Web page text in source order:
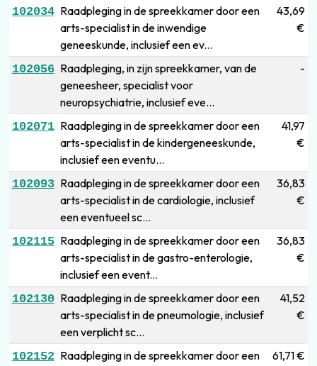
102034 Raadpleging in de spreekkamer door een
arts-specialist in de inwendige
geneeskunde, inclusief een ev...
43,69
€
102056 Raadpleging, in zijn spreekkamer, van de
geneesheer, specialist voor
neuropsychiatrie, inclusief eve...
-
102071 Raadpleging in de spreekkamer door een
arts-specialist in de kindergeneeskunde,
inclusief een eventu...
41,97
€
102093 Raadpleging in de spreekkamer door een
arts-specialist in de cardiologie, inclusief
een eventueel sc...
36,83
€
102115 Raadpleging in de spreekkamer door een
arts-specialist in de gastro-enterologie,
inclusief een event...
36,83
€
102130 Raadpleging in de spreekkamer door een
arts-specialist in de pneumologie, inclusief
een verplicht sc...
41,52
€
102152 Raadpleging in de spreekkamer door een
61,71 €